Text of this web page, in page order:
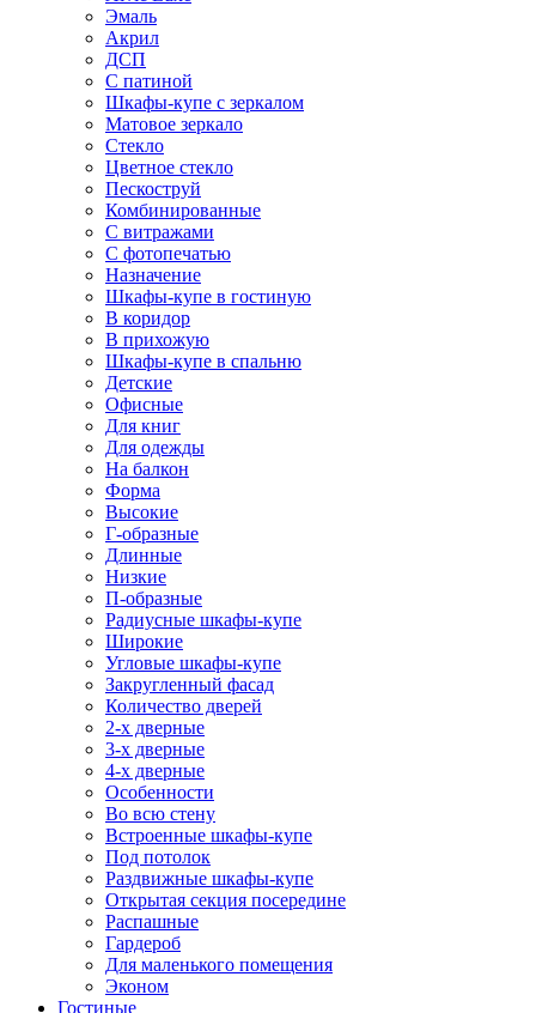
Эмаль
Акрил
ДСП
С патиной
Шкафы-купе с зеркалом
Матовое зеркало
Стекло
Цветное стекло
Пескоструй
Комбинированные
С витражами
С фотопечатью
Назначение
Шкафы-купе в гостиную
В коридор
В прихожую
Шкафы-купе в спальню
Детские
Офисные
Для книг
Для одежды
На балкон
Форма
Высокие
Г-образные
Длинные
Низкие
П-образные
Радиусные шкафы-купе
Широкие
Угловые шкафы-купе
Закругленный фасад
Количество дверей
2-х дверные
3-х дверные
4-х дверные
Особенности
Во всю стену
Встроенные шкафы-купе
Под потолок
Раздвижные шкафы-купе
Открытая секция посередине
Распашные
Гардероб
Для маленького помещения
Эконом
Гостиные